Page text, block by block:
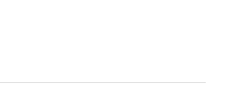
obuv Trollkids
a zajišťují dodatečnou stabilitu při pohybu.